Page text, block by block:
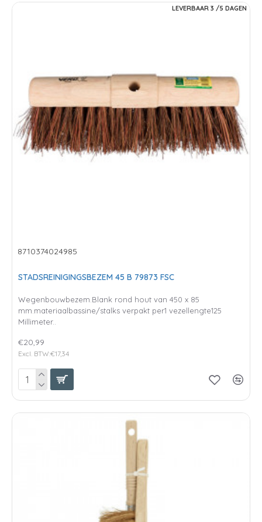
LEVERBAAR 3 /5 DAGEN
8710374024985
STADSREINIGINGSBEZEM 45 B 79873 FSC
Wegenbouwbezem.Blank rond hout van 450 x 85
mm.materiaalbassine/stalks verpakt per1 vezellengte125
Millimeter..
€20,99
Excl. BTW:€17,34